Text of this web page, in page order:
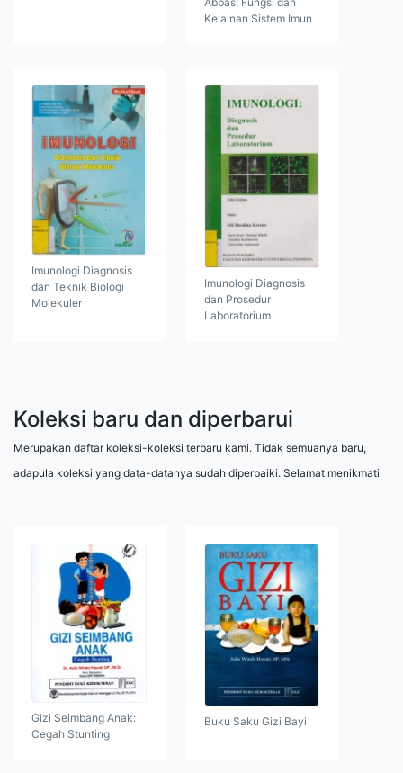
Kelainan Sistem Imun
Imunologi Diagnosis
dan Teknik Biologi
Molekuler
Imunologi Diagnosis
dan Prosedur
Laboratorium
Koleksi baru dan diperbarui
Merupakan daftar koleksi-koleksi terbaru kami. Tidak semuanya baru,
adapula koleksi yang data-datanya sudah diperbaiki. Selamat menikmati
Gizi Seimbang Anak:
Cegah Stunting
Buku Saku Gizi Bayi